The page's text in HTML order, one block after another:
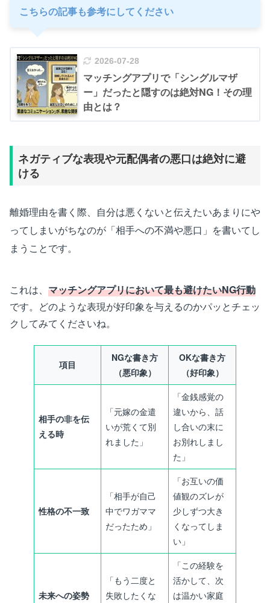
こちらの記事も参考にしてください
2026-07-28
マッチングアプリで「シングルマザ
ー」だったと隠すのは絶対NG！その理
由とは？
ネガティブな表現や元配偶者の悪口は絶対に避
ける
離婚理由を書く際、自分は悪くないと伝えたいあまりにや
ってしまいがちなのが「相手への不満や悪口」を書いてし
まうことです。
これは、 マッチングアプリにおいて最も避けたいNG行動
です。どのような表現が好印象を与えるのかパッとチェッ
クしてみてくださいね。
項目
NGな書き方
（悪印象）
OKな書き方
（好印象）
相手の非を伝
える時
「元嫁の金遣
いが荒くて別
れました」
「金銭感覚の
違いから、話
し合いの末に
お別れしまし
た」
性格の不一致
「相手が自己
中でワガママ
だったため」
「お互いの価
値観のズレが
少しずつ大き
くなってしま
い」
未来への姿勢
「もう二度と
失敗したくな
「この経験を
活かして、次
は温かい家庭